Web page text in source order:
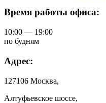
Время работы офиса:
10:00 — 19:00
по будням
Адрес:
127106 Москва,
Алтуфьевское шоссе,